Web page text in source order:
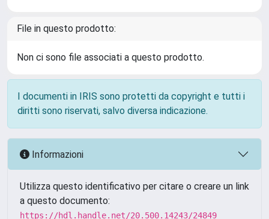
File in questo prodotto:
Non ci sono file associati a questo prodotto.
I documenti in IRIS sono protetti da copyright e tutti i
diritti sono riservati, salvo diversa indicazione.
Informazioni
Utilizza questo identificativo per citare o creare un link
a questo documento:
https://hdl.handle.net/20.500.14243/24849